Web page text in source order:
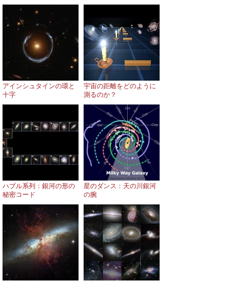
アインシュタインの環と
十字
宇宙の距離をどのように
測るのか？
ハブル系列：銀河の形の
秘密コード
星のダンス：天の川銀河
の腕